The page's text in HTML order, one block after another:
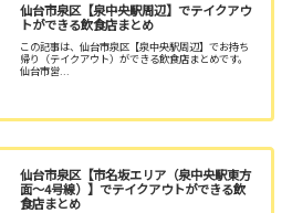
仙台市泉区【泉中央駅周辺】でテイクアウ
トができる飲食店まとめ
この記事は、仙台市泉区【泉中央駅周辺】でお持ち
帰り（テイクアウト）ができる飲食店まとめです。
仙台市営...
仙台市泉区【市名坂エリア（泉中央駅東方
面～4号線）】でテイクアウトができる飲
食店まとめ